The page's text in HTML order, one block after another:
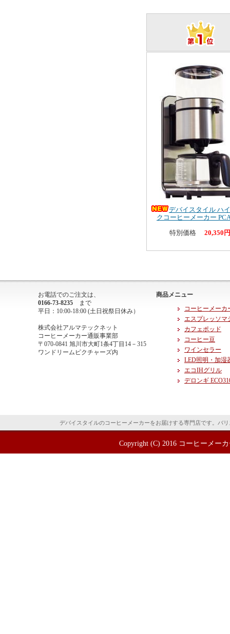
デバイスタイル ハ
クコーヒーメーカー
特別価格
20,350円
お電話でのご注文は、
0166-73-8235 まで
平日：10:00-18:00 (土日祝祭日休み）
株式会社アルマテックネット
コーヒーメーカー通販事業部
〒070-0841 旭川市大町1条4丁目14－315
ワンドリームピクチャーズ内
商品メニュー
コーヒーメーカ
エスプレッソマ
カフェポッド
コーヒー豆
ワインセラー
LED照明・加湿
エコIHグリル
デロンギ
デバイスタイルのコーヒーメーカーをお届けする専門店です。バ
Copyright (C) 2016 コーヒーメー